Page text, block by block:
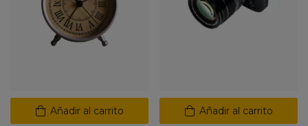
Añadir al carrito Añadir al carrito